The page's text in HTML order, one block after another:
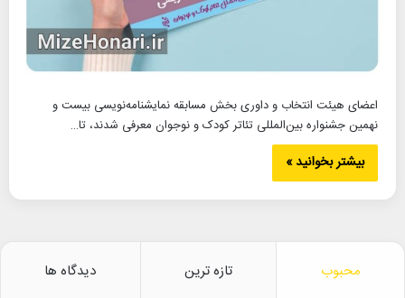
اعضای هیئت انتخاب و داوری بخش مسابقه نمایشنامه‌نویسی بیست و
نهمین جشنواره بین‌المللی تئاتر کودک و نوجوان معرفی شدند، تا…
بیشتر بخوانید »
محبوب تازه ترین دیدگاه ها